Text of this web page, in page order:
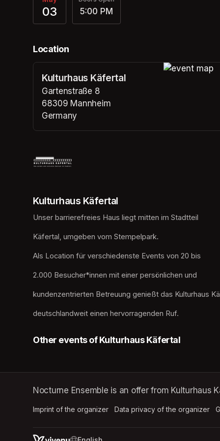
03 5:00 PM
Location
Kulturhaus Käfertal
Gartenstraße 8
68309 Mannheim
Germany
(opens in a new tab)
Kulturhaus Käfertal
Unser barrierefreies Haus liegt mitten im Stadtteil
Käfertal, umgeben vom Stempelpark.
Als Location für verschiedenste Events von 20 bis
2.000 Besucher*innen mit einer persönlichen und
kundenzentrierten Betreuung genießt das Kulturhaus
deutschlandweit einen hervorragenden Ruf.
Other events of Kulturhaus Käfertal
Nocturne Ensemble is an offer from Kulturhaus
Imprint of the organizer (opens in a new tab)
Data privacy of the organizer